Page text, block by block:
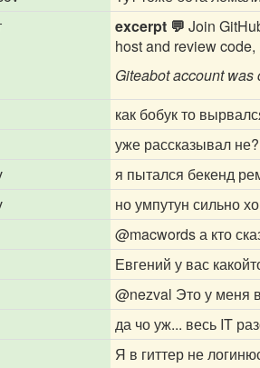
excerpt 💬 Join
host and review
Giteabot account
как бобук то
уже рассказывал не?
я пытался бекенд
но умпутун сильно
@macwordsа кто
Евгений у вас
@nezval Это у меня
да чо уж... весь IT
Я в гиттер не